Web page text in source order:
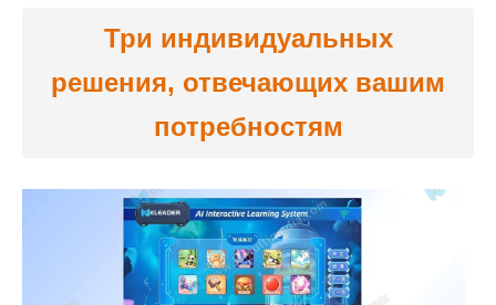
Три индивидуальных
решения, отвечающих вашим
потребностям